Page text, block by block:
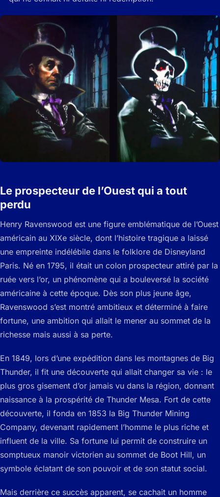
Le prospecteur de l’Ouest qui a tout
perdu
Henry Ravenswood est une figure emblématique de l’Ouest
américain au XIXe siècle, dont l’histoire tragique a laissé
une empreinte indélébile dans le folklore de Disneyland
Paris. Né en 1795, il était un colon prospecteur attiré par la
ruée vers l’or, un phénomène qui a bouleversé la société
américaine à cette époque. Dès son plus jeune âge,
Ravenswood s’est montré ambitieux et déterminé à faire
fortune, une ambition qui allait le mener au sommet de la
richesse mais aussi à sa perte.
En 1849, lors d’une expédition dans les montagnes de Big
Thunder, il fit une découverte qui allait changer sa vie : le
plus gros gisement d’or jamais vu dans la région, donnant
naissance à la prospérité de Thunder Mesa. Fort de cette
découverte, il fonda en 1853 la Big Thunder Mining
Company, devenant rapidement l’homme le plus riche et
influent de la ville. Sa fortune lui permit de construire un
somptueux manoir victorien au sommet de Boot Hill, un
symbole éclatant de son pouvoir et de son statut social.
Mais derrière ce succès apparent, se cachait un homme